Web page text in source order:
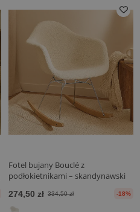
Fotel bujany Bouclé z
podłokietnikami – skandynawski
274,50 zł 334,50 zł -18%